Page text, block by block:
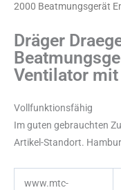
2000 Beatmungsgerät
Dräger
Ventilator
Vollfunktionsfähig
Im guten gebrauchten
Artikel-Standort.
www.mtc-